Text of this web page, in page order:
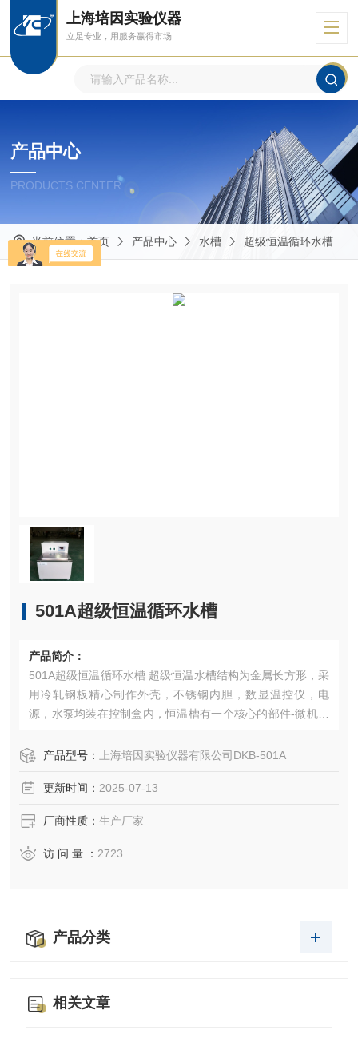
上海培因实验仪器
立足专业，用服务赢得市场
产品中心
PRODUCTS CENTER
当前位置：首页 产品中心 水槽 超级恒温循环水槽
501A超级恒温循环水槽
产品简介：
501A超级恒温循环水槽 超级恒温水槽结构为金属长方形，采
用冷轧钢板精心制作外壳，不锈钢内胆，数显温控仪，电
源，水泵均装在控制盒内，恒温槽有一个核心的部件-微机智
用。产品型号： 上海培因实验仪器有限公司DKB-501A
更新时间： 2025-07-13
厂商性质： 生产厂家
访 问 量 ： 2723
产品分类
相关文章